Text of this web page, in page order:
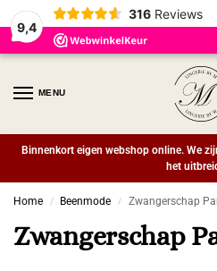
9,4
316 Reviews
MENU
Binnenkort eigen webshop online. We
het
Home / Beenmode / Zwangerschap
Zwangerschap